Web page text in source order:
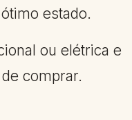
estado.
ou elétrica e
comprar.